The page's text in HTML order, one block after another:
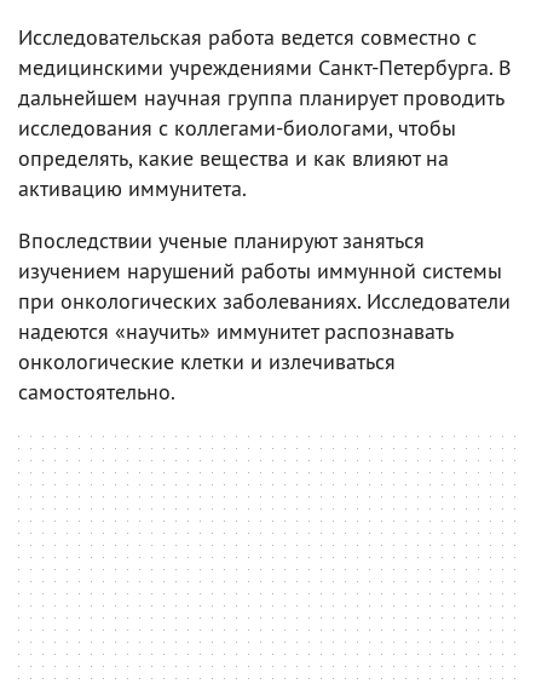
Исследовательская работа ведется совместно с
медицинскими учреждениями Санкт-Петербурга. В
дальнейшем научная группа планирует проводить
исследования с коллегами-биологами, чтобы
определять, какие вещества и как влияют на
активацию иммунитета.
Впоследствии ученые планируют заняться
изучением нарушений работы иммунной системы
при онкологических заболеваниях. Исследователи
надеются «научить» иммунитет распознавать
онкологические клетки и излечиваться
самостоятельно.